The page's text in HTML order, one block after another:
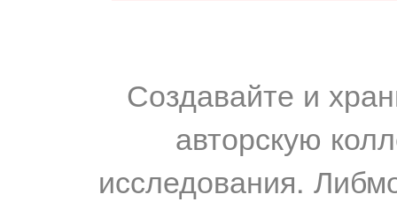
Создавайте и
авторскую
исследования.